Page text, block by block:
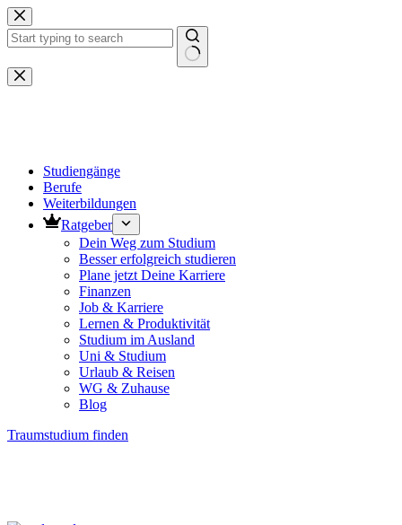
Zum
Inhalt
springen
Keine
Ergebnisse
Studiengänge
Berufe
Weiterbildungen
Ratgeber
Dein Weg zum Studium
Besser erfolgreich studieren
Plane jetzt Deine Karriere
Finanzen
Job & Karriere
Lernen & Produktivität
Studium im Ausland
Uni & Studium
Urlaub & Reisen
WG & Zuhause
Blog
Traumstudium finden